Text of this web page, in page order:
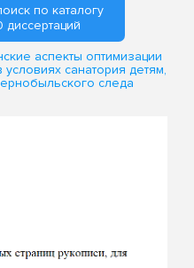
по каталогу
аспекты оптимизации
санатория детям,
следа